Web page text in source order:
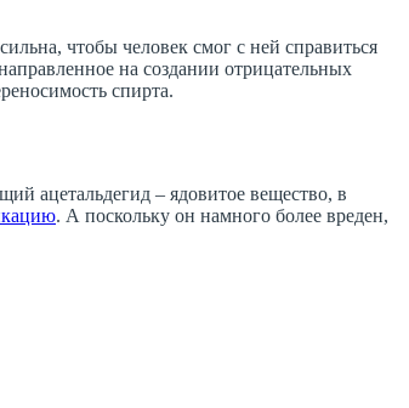
чтобы человек смог с ней справиться
на создании отрицательных
спирта.
ацетальдегид – ядовитое вещество, в
. А поскольку он намного более вреден,